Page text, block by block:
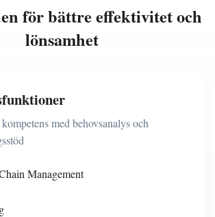
för bättre effektivitet och
lönsamhet
med behovsanalys och
Management